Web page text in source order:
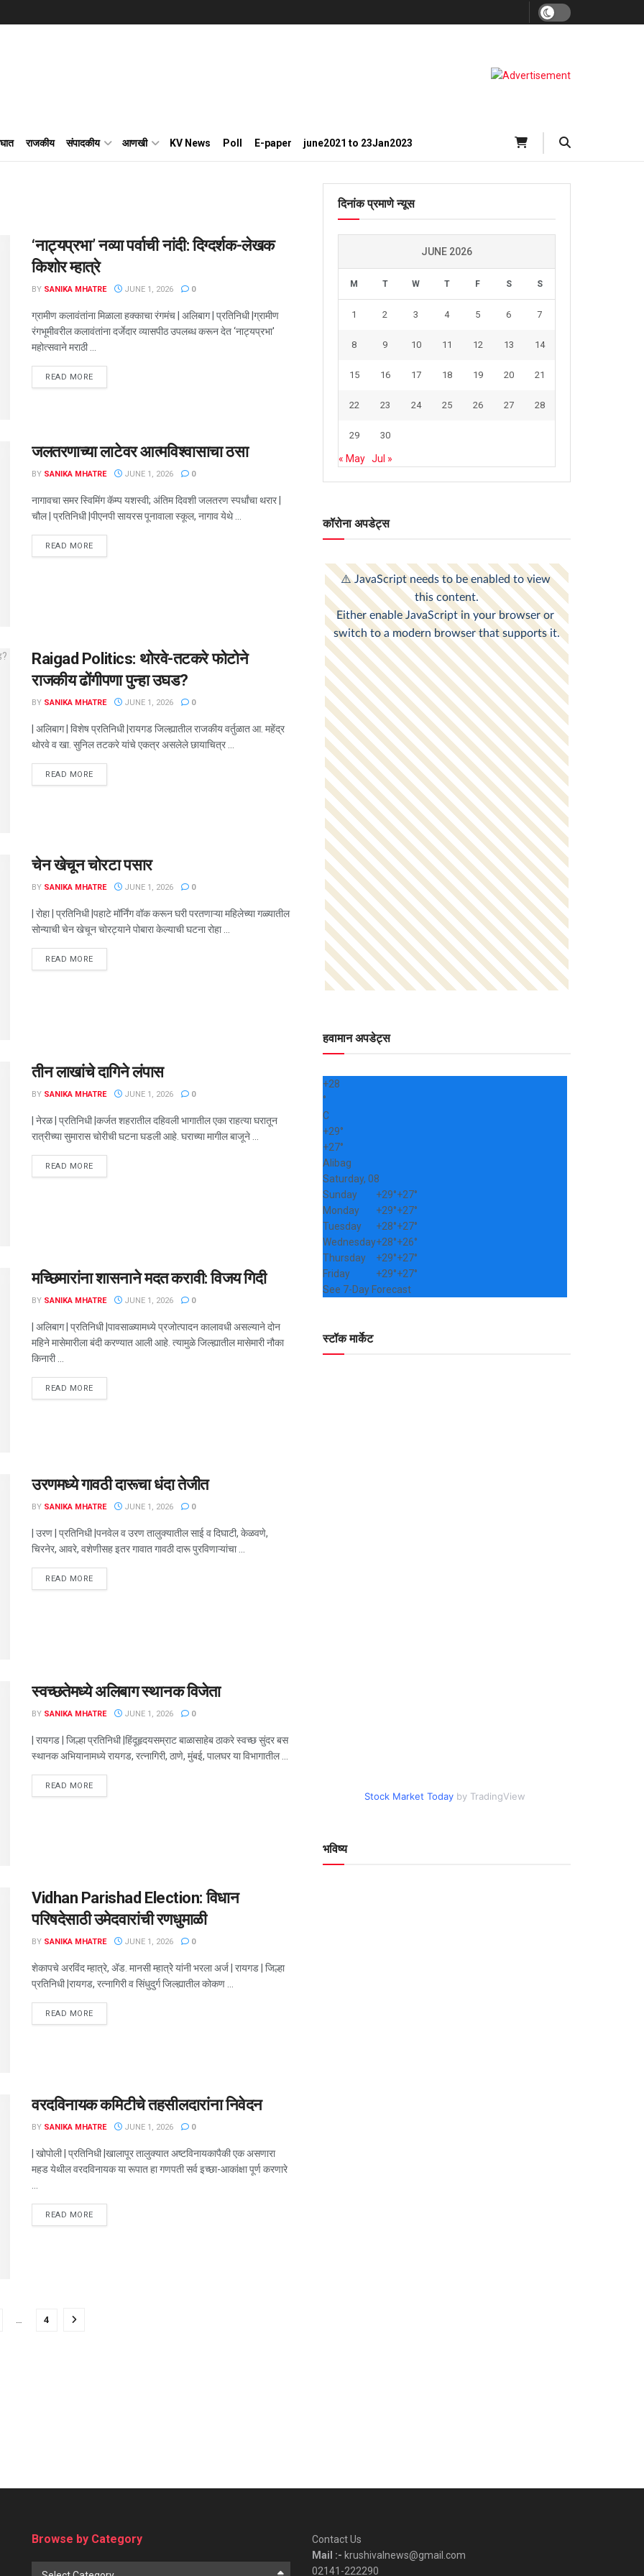
राजकीय संपादकीय आणखी KV News Poll E-paper june2021 to 23Jan2023
‌‘नाट्यप्रभा’ नव्या पर्वाची नांदी: दिग्दर्शक-लेखक
किशोर म्हात्रे
BY SANIKA MHATRE JUNE 1, 2026 0
ग्रामीण कलावंतांना मिळाला हक्काचा रंगमंच | अलिबाग | प्रतिनिधी |ग्रामीण
रंगभूमीवरील कलावंतांना दर्जेदार व्यासपीठ उपलब्ध करून देत ‌‘नाट्यप्रभा'
महोत्सवाने मराठी ...
READ MOREDETAILS
जलतरणाच्या लाटेवर आत्मविश्वासाचा ठसा
BY SANIKA MHATRE JUNE 1, 2026 0
नागावचा समर स्विमिंग कॅम्प यशस्वी; अंतिम दिवशी जलतरण स्पर्धांचा थरार |
चौल | प्रतिनिधी |पीएनपी सायरस पूनावाला स्कूल, नागाव येथे ...
READ MOREDETAILS
Raigad Politics: थोरवे-तटकरे फोटोने
राजकीय ढोंगीपणा पुन्हा उघड?
BY SANIKA MHATRE JUNE 1, 2026 0
| अलिबाग | विशेष प्रतिनिधी |रायगड जिल्ह्यातील राजकीय वर्तुळात आ. महेंद्र
थोरवे व खा. सुनिल तटकरे यांचे एकत्र असलेले छायाचित्र ...
READ MOREDETAILS
चेन खेचून चोरटा पसार
BY SANIKA MHATRE JUNE 1, 2026 0
| रोहा | प्रतिनिधी |पहाटे मॉर्निंग वॉक करून घरी परतणाऱ्या महिलेच्या गळ्यातील
सोन्याची चेन खेचून चोरट्याने पोबारा केल्याची घटना रोहा ...
READ MOREDETAILS
तीन लाखांचे दागिने लंपास
BY SANIKA MHATRE JUNE 1, 2026 0
| नेरळ | प्रतिनिधी |कर्जत शहरातील दहिवली भागातील एका राहत्या घरातून
रात्रीच्या सुमारास चोरीची घटना घडली आहे. घराच्या मागील बाजूने ...
READ MOREDETAILS
मच्छिमारांना शासनाने मदत करावी: विजय गिदी
BY SANIKA MHATRE JUNE 1, 2026 0
| अलिबाग | प्रतिनिधी |पावसाळ्यामध्ये प्रजोत्पादन कालावधी असल्याने दोन
महिने मासेमारीला बंदी करण्यात आली आहे. त्यामुळे जिल्ह्यातील मासेमारी नौका
किनारी ...
READ MOREDETAILS
उरणमध्ये गावठी दारूचा धंदा तेजीत
BY SANIKA MHATRE JUNE 1, 2026 0
| उरण | प्रतिनिधी |पनवेल व उरण तालुक्यातील साई व दिघाटी, केळवणे,
चिरनेर, आवरे, वशेणीसह इतर गावात गावठी दारू पुरविणाऱ्यांचा ...
READ MOREDETAILS
स्वच्छतेमध्ये अलिबाग स्थानक विजेता
BY SANIKA MHATRE JUNE 1, 2026 0
| रायगड | जिल्हा प्रतिनिधी |हिंदूहृदयसम्राट बाळासाहेब ठाकरे स्वच्छ सुंदर बस
स्थानक अभियानामध्ये रायगड, रत्नागिरी, ठाणे, मुंबई, पालघर या विभागातील ...
READ MOREDETAILS
Vidhan Parishad Election: विधान
परिषदेसाठी उमेदवारांची रणधुमाळी
BY SANIKA MHATRE JUNE 1, 2026 0
शेकापचे अरविंद म्हात्रे, ॲड. मानसी म्हात्रेे यांनी भरला अर्ज | रायगड | जिल्हा
प्रतिनिधी |रायगड, रत्नागिरी व सिंधुदुर्ग जिल्ह्यातील कोकण ...
READ MOREDETAILS
वरदविनायक कमिटीचे तहसीलदारांना निवेदन
BY SANIKA MHATRE JUNE 1, 2026 0
| खोपोली | प्रतिनिधी |खालापूर तालुक्यात अष्टविनायकापैकी एक असणारा
महड येथील वरदविनायक या रूपात हा गणपती सर्व इच्छा-आकांक्षा पूर्ण करणारे
READ MOREDETAILS
4
दिनांक प्रमाणे न्यूस
JUNE 2026
M T W T F S S
1 2 3 4 5 6 7
8 9 10 11 12 13 14
15 16 17 18 19 20 21
22 23 24 25 26 27 28
29 30
« May Jul »
कॉरोना अपडेट्स
हवामान अपडेट्स
+28
°
C
+29°
+27°
Alibag
Saturday, 08
Sunday
+29°+27°
Monday
+29°+27°
Tuesday
+28°+27°
Wednesday+28°+26°
Thursday
+29°+27°
Friday
+29°+27°
See 7-Day Forecast
स्टॉक मार्केट
Stock Market Today by TradingView
भविष्य
Browse by Category
Browse
Contact Us
Mail :- krushivalnews@gmail.com
02141-222290